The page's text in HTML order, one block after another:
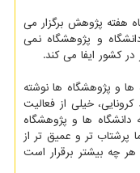
هفته پژوهش برگزار می
و پژوهشگاه نمی
کشور ایفا می کند.
ها و پژوهشگاه ها نوشته
خیلی از فعالیت
دانشگاه ها و پژوهشگاه
تر و عمیق تر از
هر چه بیشتر برقرار است